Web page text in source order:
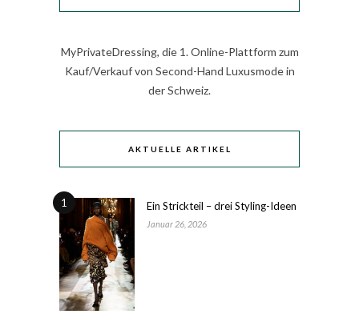
MyPrivateDressing, die 1. Online-Plattform zum
Kauf/Verkauf von Second-Hand Luxusmode in
der Schweiz.
AKTUELLE ARTIKEL
1 Ein Strickteil – drei Styling-Ideen
Januar 26, 2026